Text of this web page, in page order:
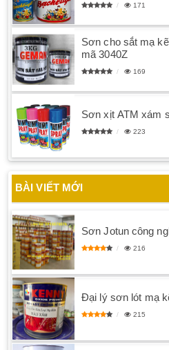
171
Sơn cho sắt mạ
mã 3040Z
169
Sơn xịt ATM xám
223
BÀI VIẾT MỚI
Sơn Jotun công
216
Đại lý sơn lót mạ
215